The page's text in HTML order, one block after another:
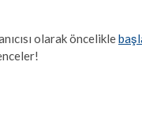
olarak öncelikle